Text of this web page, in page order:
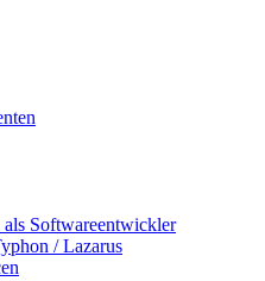
Softwareentwickler
/ Lazarus